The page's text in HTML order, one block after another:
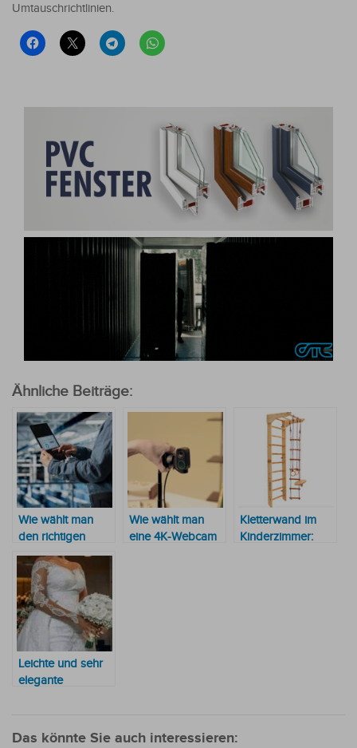
Umtauschrichtlinien.
Ähnliche Beiträge:
Wie wählt man
den richtigen
Industriecomputer
für Ihre
Anwendung aus?
Wie wählt man
eine 4K-Webcam
Kletterwand im
Kinderzimmer:
Leichte und sehr
elegante
Sommerhochzeiten
Das könnte Sie auch interessieren: